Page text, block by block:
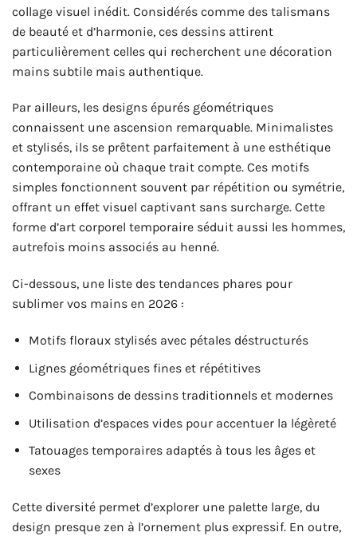
collage visuel inédit. Considérés comme des talismans
de beauté et d’harmonie, ces dessins attirent
particulièrement celles qui recherchent une décoration
mains subtile mais authentique.
Par ailleurs, les designs épurés géométriques
connaissent une ascension remarquable. Minimalistes
et stylisés, ils se prêtent parfaitement à une esthétique
contemporaine où chaque trait compte. Ces motifs
simples fonctionnent souvent par répétition ou symétrie,
offrant un effet visuel captivant sans surcharge. Cette
forme d’art corporel temporaire séduit aussi les hommes,
autrefois moins associés au henné.
Ci-dessous, une liste des tendances phares pour
sublimer vos mains en 2026 :
Motifs floraux stylisés avec pétales déstructurés
Lignes géométriques fines et répétitives
Combinaisons de dessins traditionnels et modernes
Utilisation d’espaces vides pour accentuer la légèreté
Tatouages temporaires adaptés à tous les âges et
sexes
Cette diversité permet d’explorer une palette large, du
design presque zen à l’ornement plus expressif. En outre,